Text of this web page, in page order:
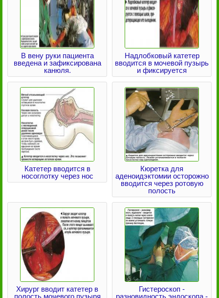
В вену руки пациента
введена и зафиксирована
канюля.
Надлобковый катетер
вводится в мочевой пузырь
и фиксируется
Катетер вводится в
носоглотку через нос
Кюретка для
аденоидэктомии осторожно
вводится через ротовую
полость
Хирург вводит катетер в
полость мочевого пузыря
Гистероскоп -
разновидность эндоскопа -